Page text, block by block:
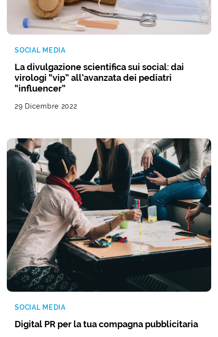
SOCIAL MEDIA
La divulgazione scientifica sui social: dai
virologi “vip” all’avanzata dei pediatri
“influencer”
29 Dicembre 2022
SOCIAL MEDIA
Digital PR per la tua compagna pubblicitaria